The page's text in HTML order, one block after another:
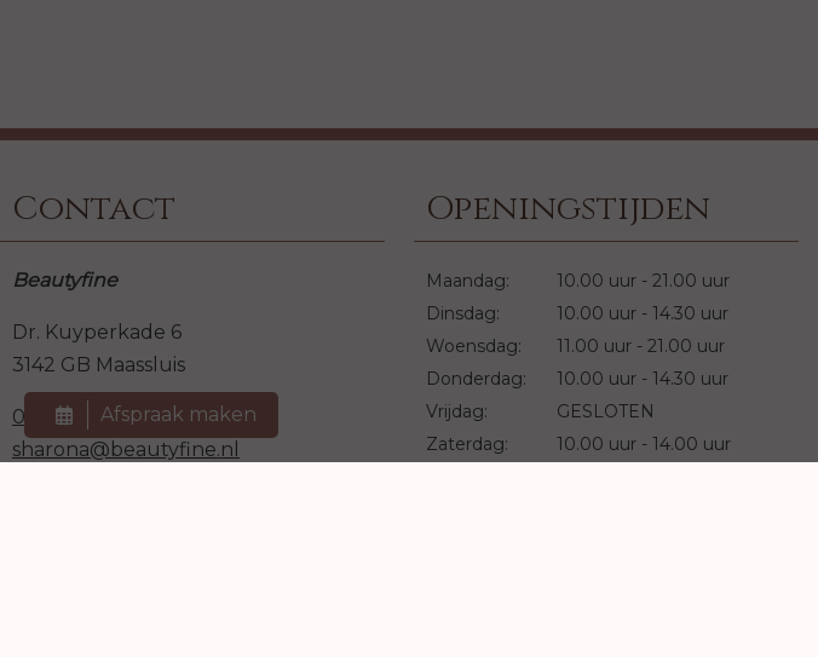
Contact
Beautyfine
Dr. Kuyperkade 6
3142 GB Maassluis
0652520723
sharona@beautyfine.nl
Openingstijden
Maandag:
10.00 uur - 21.00 uur
Dinsdag:
10.00 uur - 14.30 uur
Woensdag:
11.00 uur - 21.00 uur
Donderdag:
10.00 uur - 14.30 uur
Vrijdag:
GESLOTEN
Zaterdag:
10.00 uur - 14.00 uur
Afspraak maken